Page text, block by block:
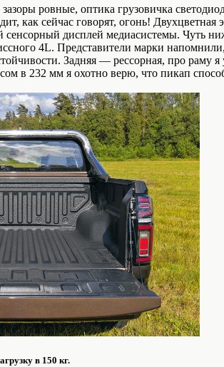
ровные, оптика грузовичка
как сейчас говорят, огонь!
сенсорный дисплей медиасистемы. Чуть
4L. Представители марки
Задняя — рессорная, про
в 232 мм я охотно верю, что пикап
в 150 кг.